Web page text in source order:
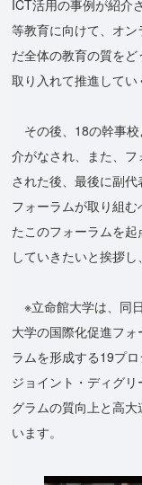
ICT活用の事例が紹介
等教育に向けて、オ
だ全体の教育の質を
取り入れて推進してい
その後、18の幹事校
介がなされ、また、
された後、最後に副
フォーラムが取り組
たこのフォーラムを
していきたいと挨拶し
※立命館大学は、同
大学の国際化促進フ
ラムを形成する19プ
ジョイント・ディグ
グラムの質向上と高
います。